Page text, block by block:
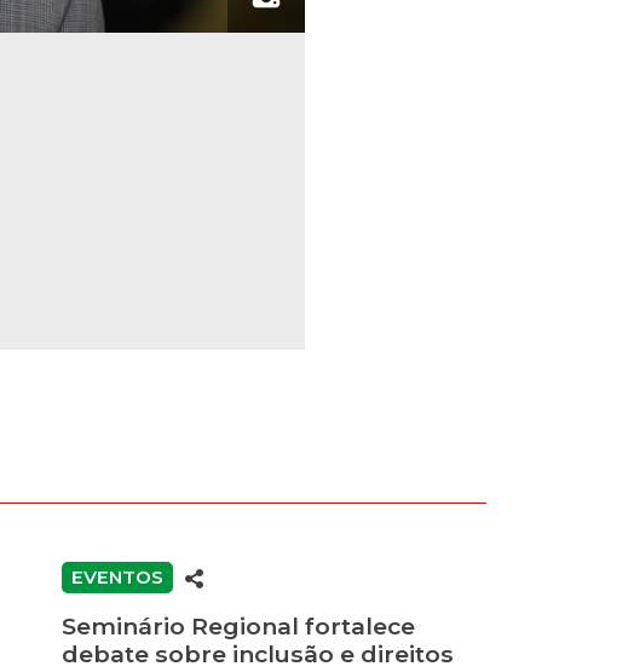
EVENTOS
Seminário Regional fortalece
debate sobre inclusão e direitos